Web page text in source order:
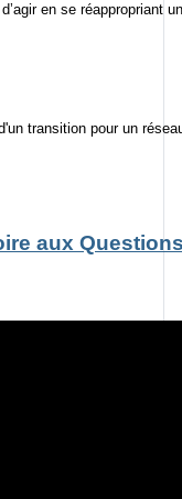
en se réappropriant
transition pour un
aux